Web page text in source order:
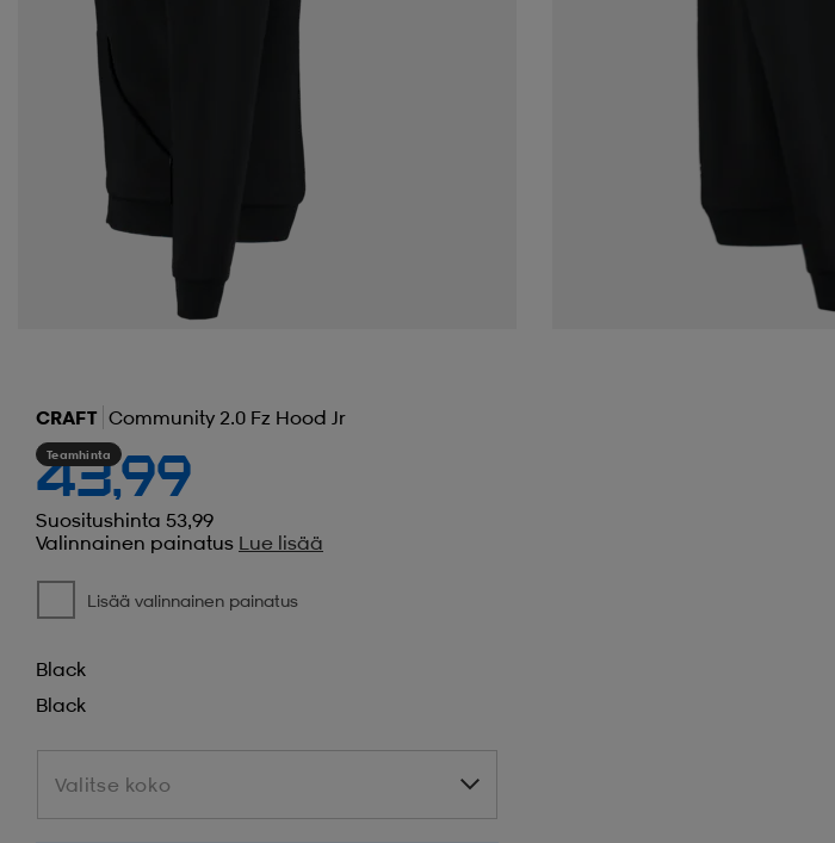
CRAFT Community 2.0 Fz Hood Jr
Teamhinta
43,99
Suositushinta 53,99
Valinnainen painatus Lue lisää
Lisää valinnainen painatus
Black
Black
Valitse koko
Valitse koko